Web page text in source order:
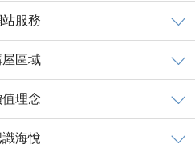
服務
屋區域
理念
海悅